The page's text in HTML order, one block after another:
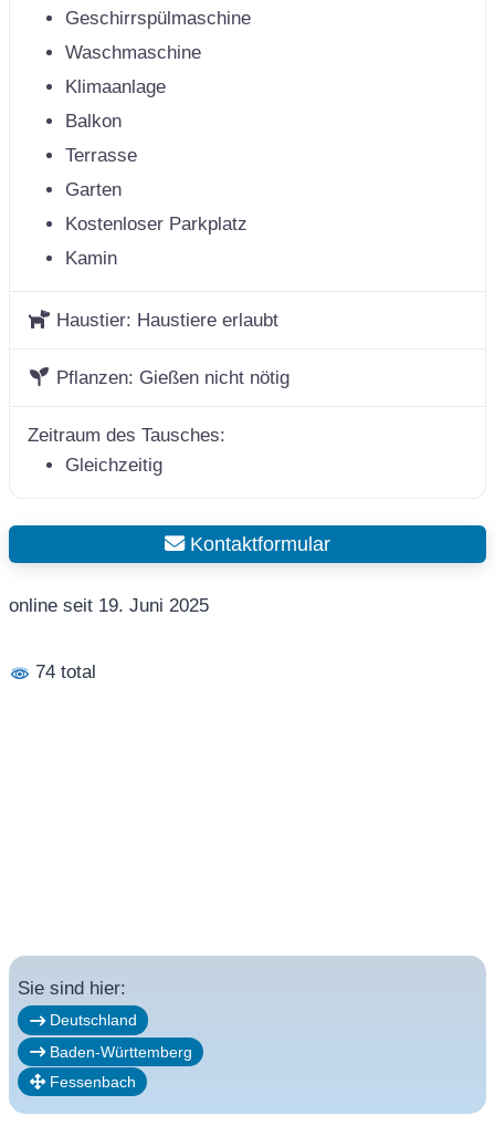
Geschirrspülmaschine
Waschmaschine
Klimaanlage
Balkon
Terrasse
Garten
Kostenloser Parkplatz
Kamin
Haustier: Haustiere erlaubt
Pflanzen: Gießen nicht nötig
Zeitraum des Tausches:
Gleichzeitig
Kontaktformular
online seit 19. Juni 2025
74 total
Sie sind hier:
Deutschland
Baden-Württemberg
Fessenbach